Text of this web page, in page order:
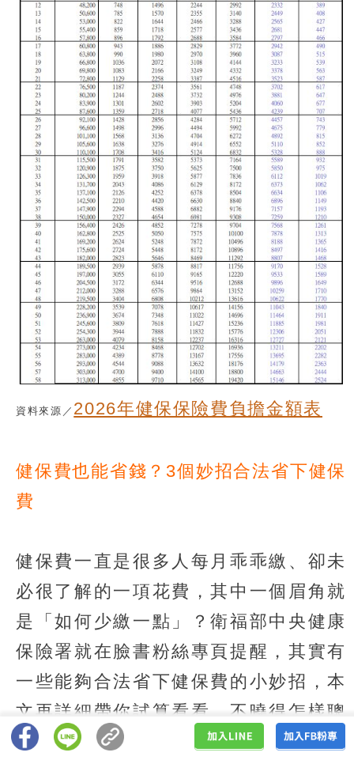
資料來源／ 2026年健保保險費負擔金額表
健保費也能省錢？3個妙招合法省下健保
費
健保費一直是很多人每月乖乖繳、卻未
必很了解的一項花費，其中一個眉角就
是「如何少繳一點」？衛福部中央健康
保險署就在臉書粉絲專頁提醒，其實有
一些能夠合法省下健保費的小妙招，本
文再詳細帶你試算看看，不曉得怎樣聰
明省更多就虧大啦！